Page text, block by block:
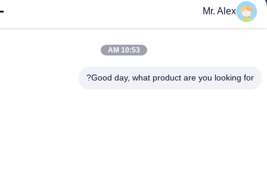
Mr. Alex
10:53 AM
Good day, what product are you looking